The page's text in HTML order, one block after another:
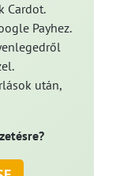
Cardot.
Payhez.
után,